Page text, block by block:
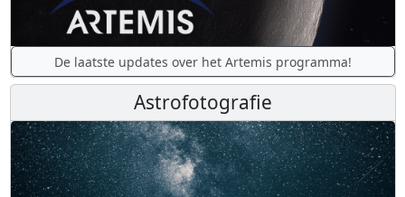
De laatste updates over het Artemis programma!
Astrofotografie